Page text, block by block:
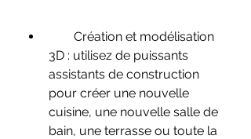
3D : utilisez de puissants
assistants de construction
pour créer une nouvelle
cuisine, une nouvelle salle de
bain, une terrasse ou toute la